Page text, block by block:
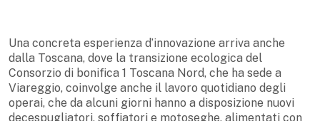
Una concreta esperienza d’innovazione arriva anche
dalla Toscana, dove la transizione ecologica del
Consorzio di bonifica 1 Toscana Nord, che ha sede a
Viareggio, coinvolge anche il lavoro quotidiano degli
operai, che da alcuni giorni hanno a disposizione nuovi
decespugliatori, soffiatori e motoseghe, alimentati con